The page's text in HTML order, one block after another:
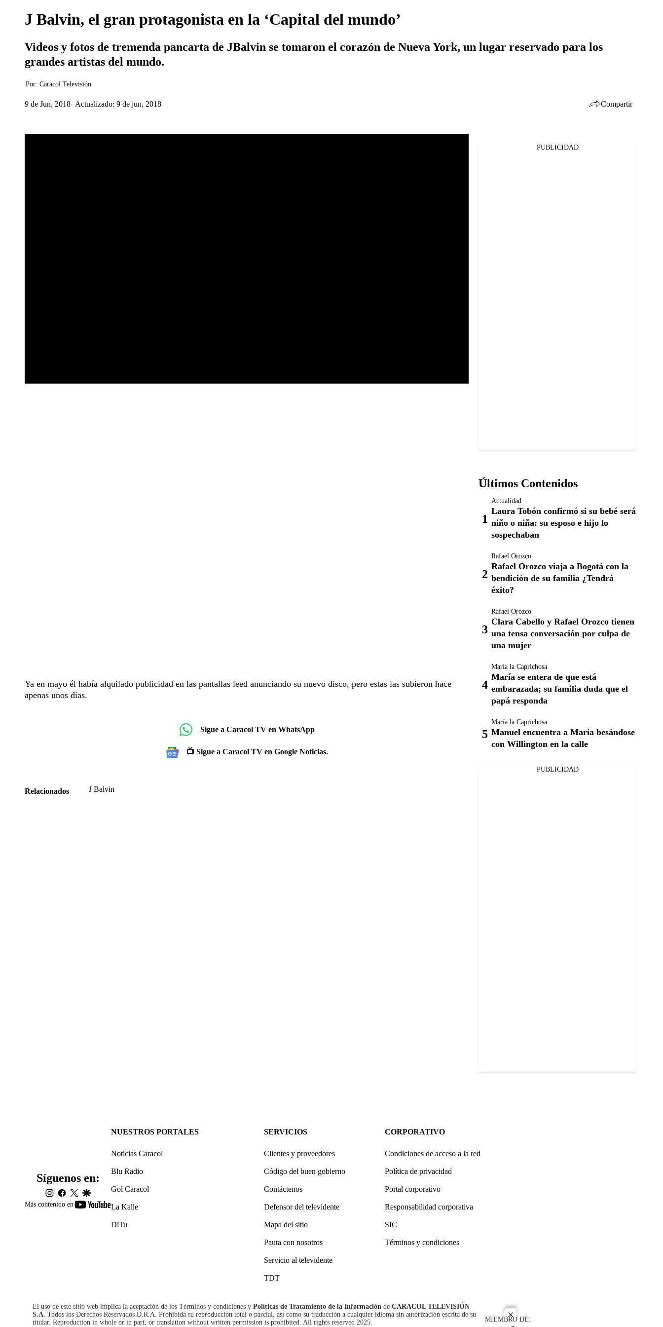
close
J Balvin, el gran protagonista en la ‘Capital del mundo’
Videos y fotos de tremenda pancarta de JBalvin se tomaron el corazón de Nueva York, un lugar reservado para los
grandes artistas del mundo.
Por: Caracol Televisión
9 de Jun, 2018 Actualizado: 9 de jun, 2018 Compartir
Ya en mayo él había alquilado publicidad en las pantallas leed anunciando su nuevo disco, pero estas las subieron hace
apenas unos días.
Sigue a Caracol TV en WhatsApp
📺 Sigue a Caracol TV en Google Noticias.
Relacionados J Balvin
PUBLICIDAD
Últimos Contenidos
Actualidad
Laura Tobón confirmó si su bebé será
niño o niña: su esposo e hijo lo
sospechaban
Rafael Orozco
Rafael Orozco viaja a Bogotá con la
bendición de su familia ¿Tendrá
éxito?
Rafael Orozco
Clara Cabello y Rafael Orozco tienen
una tensa conversación por culpa de
una mujer
María la Caprichosa
María se entera de que está
embarazada; su familia duda que el
papá responda
María la Caprichosa
Manuel encuentra a María besándose
con Willington en la calle
PUBLICIDAD
Más contenido en
youtube-
Síguenos en:
instagram
facebook
twittergoogle
NUESTROS PORTALES
Noticias Caracol
Blu Radio
Gol Caracol
La Kalle
DiTu
SERVICIOS
Clientes y proveedores
Código del buen gobierno
Contáctenos
Defensor del televidente
Mapa del sitio
Pauta con nosotros
Servicio al televidente
TDT
CORPORATIVO
Condiciones de acceso a la red
Política de privacidad
Portal corporativo
Responsabilidad corporativa
SIC
Términos y condiciones
El uso de este sitio web implica la aceptación de los Términos y condiciones y Políticas de Tratamiento de la Información de CARACOL TELEVISIÓN
S.A. Todos los Derechos Reservados D.R.A. Prohibida su reproducción total o parcial, así como su traducción a cualquier idioma sin autorización escrita de su
titular. Reproduction in whole or in part, or translation without written permission is prohibited. All rights reserved 2025.
MIEMBRO DE: